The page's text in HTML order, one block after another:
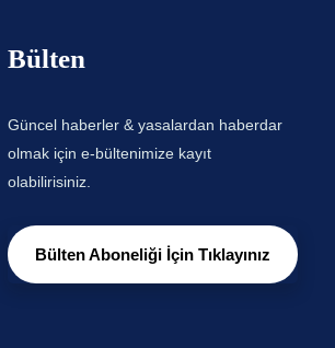
Bülten
Güncel haberler & yasalardan haberdar
olmak için e-bültenimize kayıt
olabilirisiniz.
Bülten Aboneliği İçin Tıklayınız